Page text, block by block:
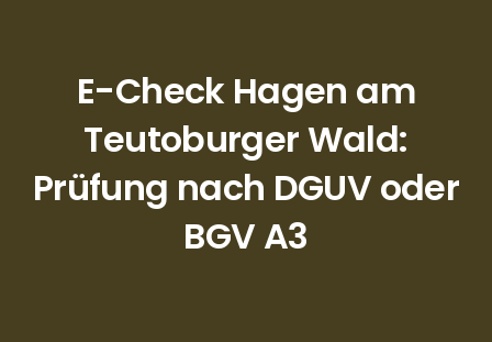
E-Check Hagen am
Teutoburger Wald:
Prüfung nach DGUV oder
BGV A3